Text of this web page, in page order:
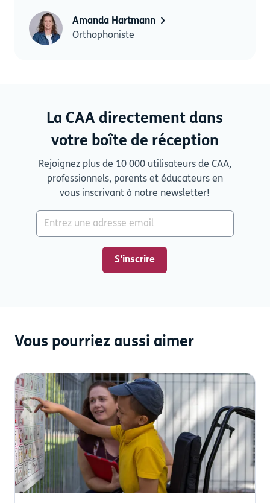
Amanda Hartmann
Orthophoniste
La CAA directement dans
votre boîte de réception
Rejoignez plus de 10 000 utilisateurs de CAA,
professionnels, parents et éducateurs en
vous inscrivant à notre newsletter!
Vous pourriez aussi aimer